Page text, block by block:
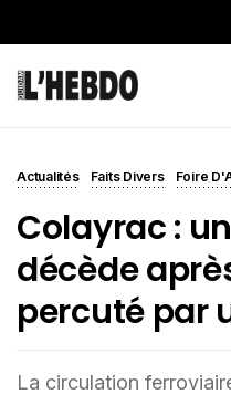
Actualités Faits Divers Foire
Colayrac :
décède
percuté par
La circulation